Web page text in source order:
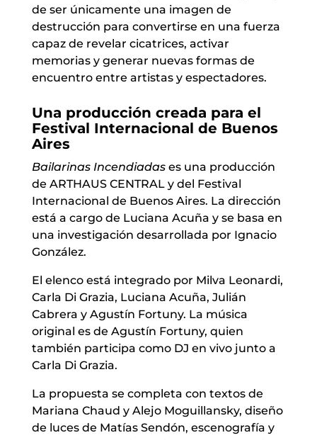
de ser únicamente una imagen de
destrucción para convertirse en una fuerza
capaz de revelar cicatrices, activar
memorias y generar nuevas formas de
encuentro entre artistas y espectadores.
Una producción creada para el
Festival Internacional de Buenos
Aires
Bailarinas Incendiadases una producción
de ARTHAUS CENTRAL y del Festival
Internacional de Buenos Aires. La dirección
está a cargo de Luciana Acuña y se basa en
una investigación desarrollada por Ignacio
González.
El elenco está integrado por Milva Leonardi,
Carla Di Grazia, Luciana Acuña, Julián
Cabrera y Agustín Fortuny. La música
original es de Agustín Fortuny, quien
también participa como DJ en vivo junto a
Carla Di Grazia.
La propuesta se completa con textos de
Mariana Chaud y Alejo Moguillansky, diseño
de luces de Matías Sendón, escenografía y